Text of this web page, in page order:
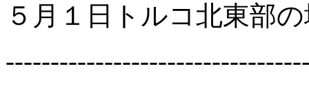
５月１日トルコ北東部